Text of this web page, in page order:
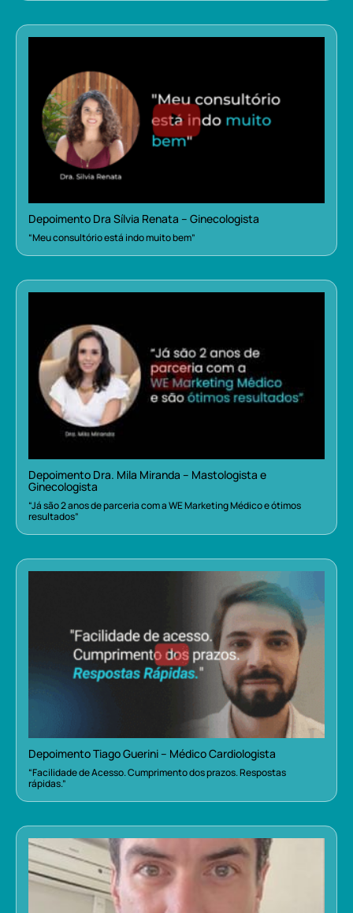
Depoimento Dra Sílvia Renata – Ginecologista
“Meu consultório está indo muito bem”
Depoimento Dra. Mila Miranda – Mastologista e
Ginecologista
“Já são 2 anos de parceria com a WE Marketing Médico e ótimos
resultados”
Depoimento Tiago Guerini – Médico Cardiologista
“Facilidade de Acesso. Cumprimento dos prazos. Respostas
rápidas.”